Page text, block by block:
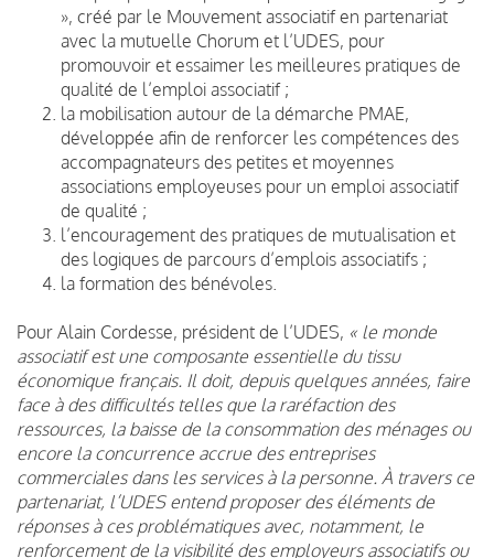
», créé par le Mouvement associatif en partenariat
avec la mutuelle Chorum et l’UDES, pour
promouvoir et essaimer les meilleures pratiques de
qualité de l’emploi associatif ;
la mobilisation autour de la démarche PMAE,
développée afin de renforcer les compétences des
accompagnateurs des petites et moyennes
associations employeuses pour un emploi associatif
de qualité ;
l’encouragement des pratiques de mutualisation et
des logiques de parcours d’emplois associatifs ;
la formation des bénévoles.
Pour Alain Cordesse, président de l’UDES, « le monde
associatif est une composante essentielle du tissu
économique français. Il doit, depuis quelques années, faire
face à des difficultés telles que la raréfaction des
ressources, la baisse de la consommation des ménages ou
encore la concurrence accrue des entreprises
commerciales dans les services à la personne. À travers ce
partenariat, l’UDES entend proposer des éléments de
réponses à ces problématiques avec, notamment, le
renforcement de la visibilité des employeurs associatifs ou